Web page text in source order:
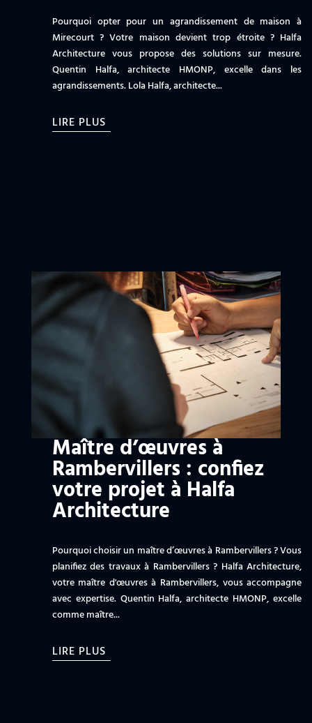
Pourquoi opter pour un agrandissement de maison à
Mirecourt ? Votre maison devient trop étroite ? Halfa
Architecture vous propose des solutions sur mesure.
Quentin Halfa, architecte HMONP, excelle dans les
agrandissements. Lola Halfa, architecte...
LIRE PLUS
Maître d’œuvres à
Rambervillers : confiez
votre projet à Halfa
Architecture
Pourquoi choisir un maître d’œuvres à Rambervillers ? Vous
planifiez des travaux à Rambervillers ? Halfa Architecture,
votre maître d'œuvres à Rambervillers, vous accompagne
avec expertise. Quentin Halfa, architecte HMONP, excelle
comme maître...
LIRE PLUS